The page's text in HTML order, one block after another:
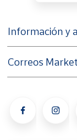
Información y
Correos